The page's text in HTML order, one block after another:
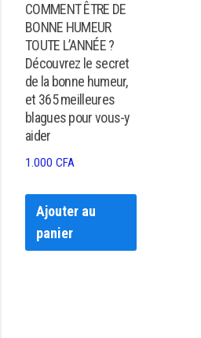
COMMENT ÊTRE DE
BONNE HUMEUR
TOUTE L’ANNÉE ?
Découvrez le secret
de la bonne humeur,
et 365 meilleures
blagues pour vous-y
aider
1.000 CFA
Ajouter au
panier